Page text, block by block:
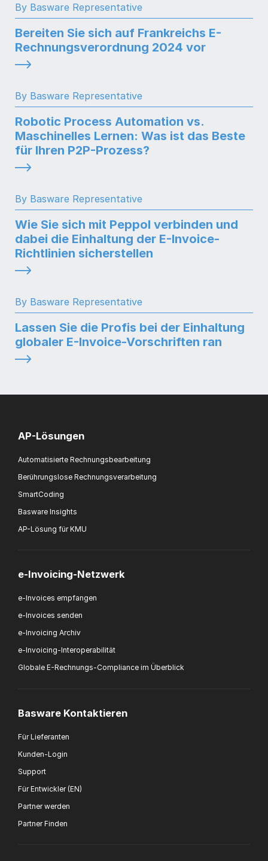
By Basware Representative
Bereiten Sie sich auf Frankreichs E-
Rechnungsverordnung 2024 vor
By Basware Representative
Robotic Process Automation vs.
Maschinelles Lernen: Was ist das Beste
für Ihren P2P-Prozess?
By Basware Representative
Wie Sie sich mit Peppol verbinden und
dabei die Einhaltung der E-Invoice-
Richtlinien sicherstellen
By Basware Representative
Lassen Sie die Profis bei der Einhaltung
globaler E-Invoice-Vorschriften ran
AP-Lösungen
Automatisierte Rechnungsbearbeitung
Berührungslose Rechnungsverarbeitung
SmartCoding
Basware Insights
AP-Lösung für KMU
e-Invoicing-Netzwerk
e-Invoices empfangen
e-Invoices senden
e-Invoicing Archiv
e-Invoicing-Interoperabilität
Globale E-Rechnungs-Compliance im Überblick
Basware Kontaktieren
Für Lieferanten
Kunden-Login
Support
Für Entwickler (EN)
Partner werden
Partner Finden